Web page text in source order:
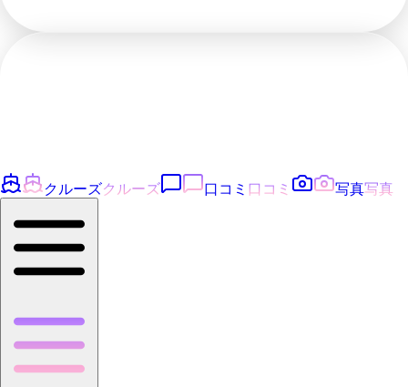
クルーズクルーズ 口コミ 口コミ 写真写真